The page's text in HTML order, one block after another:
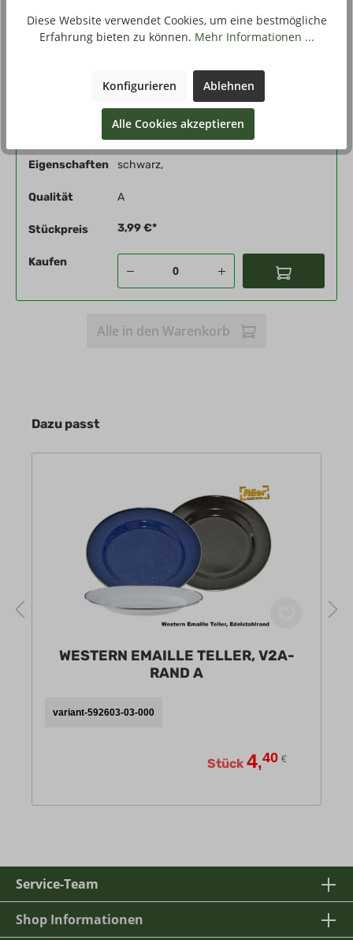
Produktnummer592604-08-000
Eigenschaften schwarz,
Qualität A
Stückpreis 3,99 €*
Kaufen
Alle in den Warenkorb
Dazu passt
WESTERN EMAILLE TELLER, V2A-
RAND A
variant-592603-03-000
Stück 4,40 €
Service-Team
Shop Informationen
Diese Website verwendet Cookies, um eine bestmögliche
Erfahrung bieten zu können. Mehr Informationen ...
Konfigurieren Ablehnen
Alle Cookies akzeptieren